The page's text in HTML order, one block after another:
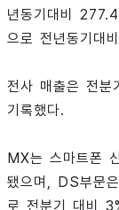
년동기대비
으로 전년동기대
전사 매출은 전
기록했다.
MX는 스마트폰
됐으며, DS부문
로 전분기 대비